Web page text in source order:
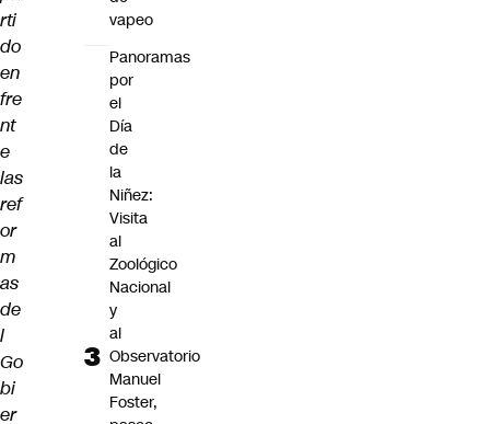
rti
do
en
fre
nt
e
las
ref
or
m
as
de
l
Go
bi
er
vapeo
Panoramas
por
el
Día
de
la
Niñez:
Visita
al
Zoológico
Nacional
y
al
Observatorio
Manuel
Foster,